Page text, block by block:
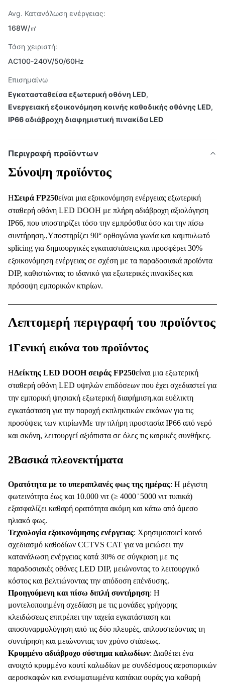
Avg. Κατανάλωση ενέργειας:
168W/㎡
Τάση χειριστή:
AC100-240V/50/60Hz
Επισημαίνω
Εγκατασταθείσα εξωτερική οθόνη LED,
Ενεργειακή εξοικονόμηση κοινής καθοδικής οθόνης LED,
IP66 αδιάβροχη διαφημιστική πινακίδα LED
Περιγραφή προϊόντων
Σύνοψη προϊόντος
ΗΣειρά FP250είναι μια εξοικονόμηση ενέργειας εξωτερική
σταθερή οθόνη LED DOOH με πλήρη αδιάβροχη αξιολόγηση
IP66, που υποστηρίζει τόσο την εμπρόσθια όσο και την πίσω
συντήρηση.,Υποστηρίζει 90° ορθογώνια γωνία και καμπυλωτό
splicing για δημιουργικές εγκαταστάσεις,και προσφέρει 30%
εξοικονόμηση ενέργειας σε σχέση με τα παραδοσιακά προϊόντα
DIP, καθιστώντας το ιδανικό για εξωτερικές πινακίδες και
πρόσοψη εμπορικών κτιρίων.
Λεπτομερή περιγραφή του προϊόντος
1Γενική εικόνα του προϊόντος
ΗΔείκτης LED DOOH σειράς FP250είναι μια εξωτερική
σταθερή οθόνη LED υψηλών επιδόσεων που έχει σχεδιαστεί για
την εμπορική ψηφιακή εξωτερική διαφήμιση.και ευέλικτη
εγκατάσταση για την παροχή εκπληκτικών εικόνων για τις
προσόψεις των κτιρίωνΜε την πλήρη προστασία IP66 από νερό
και σκόνη, λειτουργεί αξιόπιστα σε όλες τις καιρικές συνθήκες.
2Βασικά πλεονεκτήματα
Ορατότητα με το υπεραπλανές φως της ημέρας: Η μέγιστη
φωτεινότητα έως και 10.000 νιτ (≥ 4000 ̇ 5000 νιτ τυπικά)
εξασφαλίζει καθαρή ορατότητα ακόμη και κάτω από άμεσο
ηλιακό φως.
Τεχνολογία εξοικονόμησης ενέργειας: Χρησιμοποιεί κοινό
σχεδιασμό καθοδίων CCTVS CAT για να μειώσει την
κατανάλωση ενέργειας κατά 30% σε σύγκριση με τις
παραδοσιακές οθόνες LED DIP, μειώνοντας το λειτουργικό
κόστος και βελτιώνοντας την απόδοση επένδυσης.
Προηγούμενη και πίσω διπλή συντήρηση: Η
μοντελοποιημένη σχεδίαση με τις μονάδες γρήγορης
κλειδώσεως επιτρέπει την ταχεία εγκατάσταση και
αποσυναρμολόγηση από τις δύο πλευρές, απλουστεύοντας τη
συντήρηση και μειώνοντας τον χρόνο στάσεως.
Κρυμμένο αδιάβροχο σύστημα καλωδίων: Διαθέτει ένα
ανοιχτό κρυμμένο κουτί καλωδίων με συνδέσμους αεροπορικών
αεροσκαφών και ενσωματωμένα καπάκια ουράς για καθαρή